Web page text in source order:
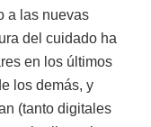
a las nuevas
del cuidado ha
en los últimos
los demás, y
(tanto digitales